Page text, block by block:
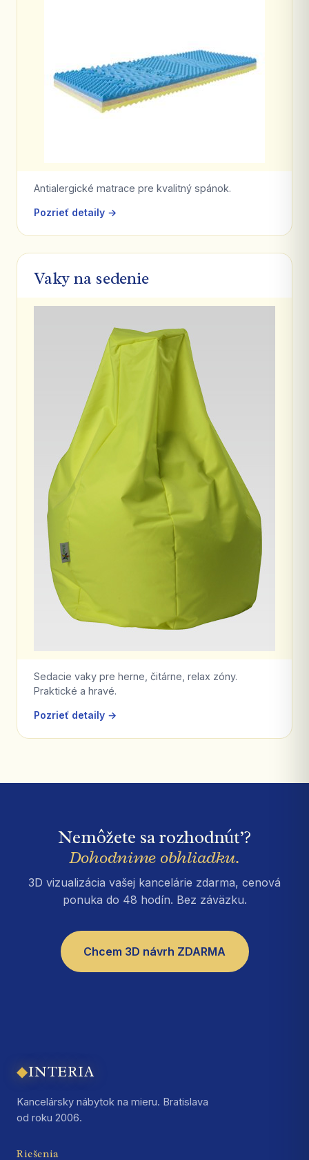
Antialergické matrace pre kvalitný spánok.
Pozrieť detaily →
Vaky na sedenie
Sedacie vaky pre herne, čitárne, relax zóny.
Praktické a hravé.
Pozrieť detaily →
Nemôžete sa rozhodnúť?
Dohodnime obhliadku.
3D vizualizácia vašej kancelárie zdarma, cenová
ponuka do 48 hodín. Bez záväzku.
Chcem 3D návrh ZDARMA
◆INTERIA
Kancelársky nábytok na mieru. Bratislava
od roku 2006.
Riešenia